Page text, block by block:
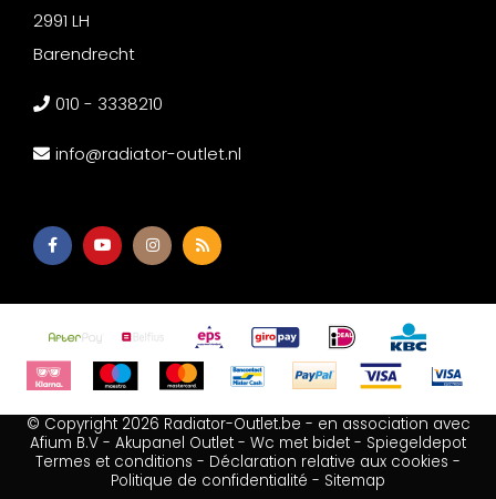
2991 LH
Barendrecht
010 - 3338210
info@radiator-outlet.nl
© Copyright 2026 Radiator-Outlet.be - en association avec
Afium B.V - Akupanel Outlet - Wc met bidet - Spiegeldepot
Termes et conditions - Déclaration relative aux cookies -
Politique de confidentialité - Sitemap